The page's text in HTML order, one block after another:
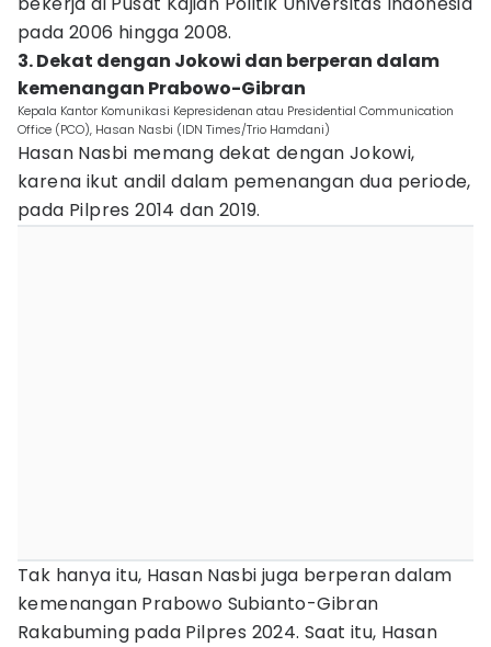
pada 2006 hingga 2008.
3. Dekat dengan Jokowi dan berperan dalam
kemenangan Prabowo-Gibran
Kepala Kantor Komunikasi Kepresidenan atau Presidential Communication
Office (PCO), Hasan Nasbi (IDN Times/Trio Hamdani)
Hasan Nasbi memang dekat dengan Jokowi,
karena ikut andil dalam pemenangan dua periode,
pada Pilpres 2014 dan 2019.
Tak hanya itu, Hasan Nasbi juga berperan dalam
kemenangan Prabowo Subianto-Gibran
Rakabuming pada Pilpres 2024. Saat itu, Hasan